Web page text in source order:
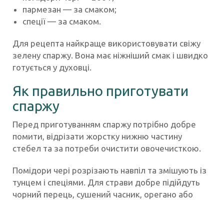
пармезан — за смаком;
спеції — за смаком.
Для рецепта найкраще використовувати свіжу
зелену спаржу. Вона має ніжніший смак і швидко
готується у духовці.
Як правильно приготувати
спаржу
Перед приготуванням спаржу потрібно добре
помити, відрізати жорстку нижню частину
стебел та за потреби очистити овочечисткою.
Помідори чері розрізають навпіл та змішують із
тунцем і спеціями. Для страви добре підійдуть
чорний перець, сушений часник, орегано або